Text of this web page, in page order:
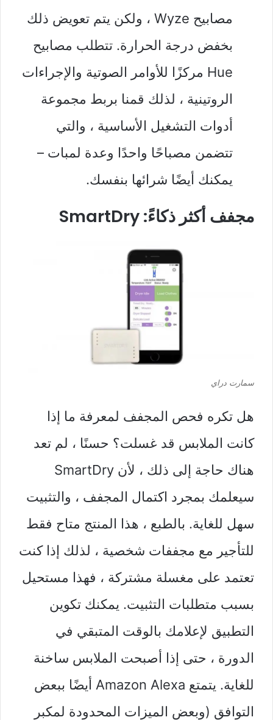
مصابيح Wyze ، ولكن يتم تعويض ذلك
بخفض درجة الحرارة. تتطلب مصابيح
Hue مركزًا للأوامر الصوتية والإجراءات
الروتينية ، لذلك قمنا بربط مجموعة
أدوات التشغيل الأساسية ، والتي
تتضمن مصباحًا واحدًا وعدة لمبات –
يمكنك أيضًا شرائها بنفسك.
مجفف أكثر ذكاءً: SmartDry
سمارت دراي
هل تكره فحص المجفف لمعرفة ما إذا
كانت الملابس قد غسلت؟ حسنًا ، لم تعد
هناك حاجة إلى ذلك ، لأن SmartDry
سيعلمك بمجرد اكتمال المجفف ، والتثبيت
سهل للغاية. بالطبع ، هذا المنتج متاح فقط
للتأجير مع مجففات شخصية ، لذلك إذا كنت
تعتمد على مغسلة مشتركة ، فهذا مستحيل
بسبب متطلبات التثبيت. يمكنك تكوين
التطبيق لإعلامك بالوقت المتبقي في
الدورة ، حتى إذا أصبحت الملابس ساخنة
للغاية. يتمتع Amazon Alexa أيضًا ببعض
التوافق (وبعض الميزات المحدودة لمكبر